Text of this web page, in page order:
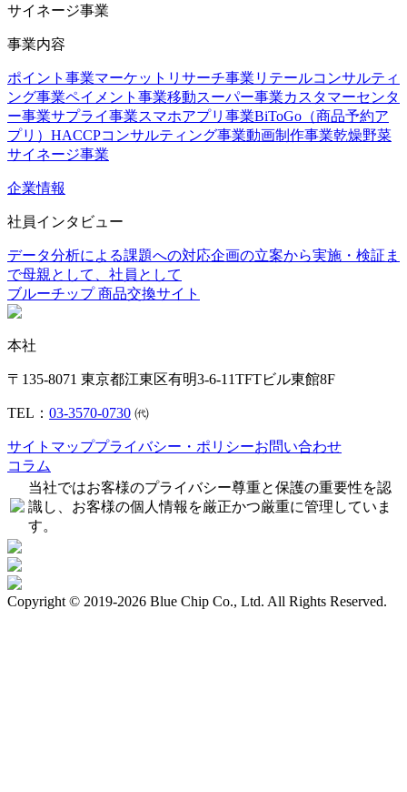
サイネージ事業
事業内容
ポイント事業マーケットリサーチ事業 リテールコンサルティ
ング事業ペイメント事業移動スーパー事業カスタマーセンタ
ー事業サプライ事業スマホアプリ事業BiToGo（商品予約ア
プリ） HACCPコンサルティング事業動画制作事業乾燥野菜
サイネージ事業
企業情報
社員インタビュー
データ分析による課題への対応企画の立案から実施・検証ま
で母親として、社員として
ブルーチップ 商品交換サイト
本社
〒135-8071 東京都江東区有明3-6-11TFTビル東館8F
TEL： 03-3570-0730 ㈹
サイトマッププライバシー・ポリシーお問い合わせ
コラム
当社ではお客様のプライバシー尊重と保護の重要性を認
識し、お客様の個人情報を厳正かつ厳重に管理していま
す。
Copyright © 2019-2026 Blue Chip Co., Ltd. All Rights Reserved.